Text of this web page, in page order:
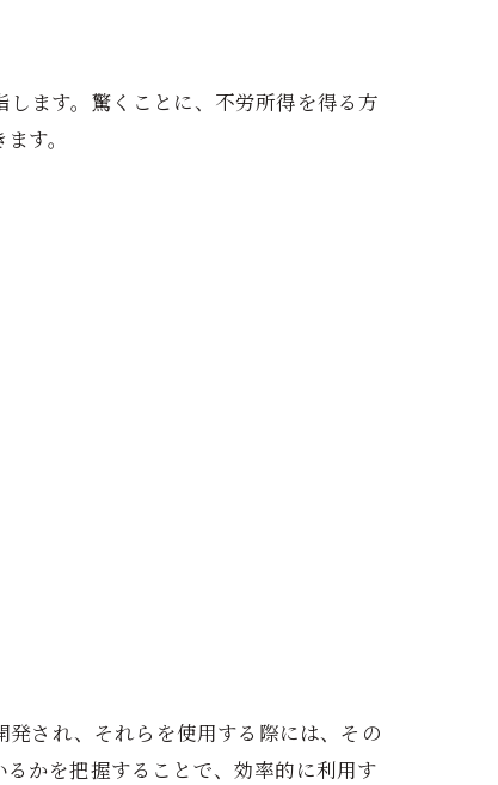
ます。驚くことに、不労所得を得る方
す。
され、それらを使用する際には、その
かを把握することで、効率的に利用す